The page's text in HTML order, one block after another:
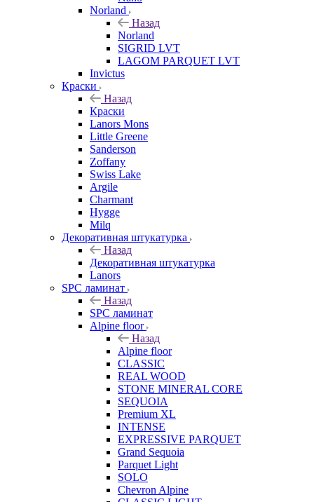
Norland
Назад
Norland
SIGRID LVT
LAGOM PARQUET LVT
Invictus
Краски
Назад
Краски
Lanors Mons
Little Greene
Sanderson
Zoffany
Swiss Lake
Argile
Charmant
Hygge
Milq
Декоративная штукатурка
Назад
Декоративная штукатурка
Lanors
SPC ламинат
Назад
SPC ламинат
Alpine floor
Назад
Alpine floor
CLASSIC
REAL WOOD
STONE MINERAL CORE
SEQUOIA
Premium XL
INTENSE
EXPRESSIVE PARQUET
Grand Sequoia
Parquet Light
SOLO
Chevron Alpine